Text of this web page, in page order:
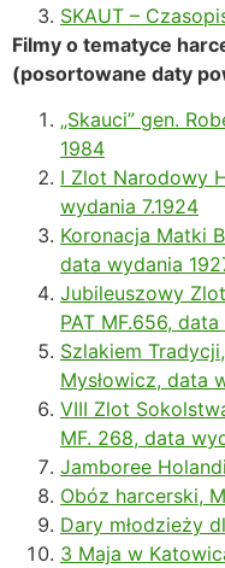
SKAUT –
Filmy o tematyce
(posortowane daty
„Skauci” gen.
1984
I Zlot Narodowy
wydania 7.1924
Koronacja Matki
data wydania
Jubileuszowy
PAT MF.656,
Szlakiem
Mysłowicz, data
VIII Zlot
MF. 268, data
Jamboree
Obóz harcerski,
Dary młodzieży
3 Maja w